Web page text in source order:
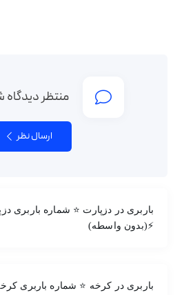
منتظر
ارسال نظر
باربری در دزپارت ⭐ شماره باربری
⚡(بدون واسطه)
باربری در کرخه ⭐ شماره باربری